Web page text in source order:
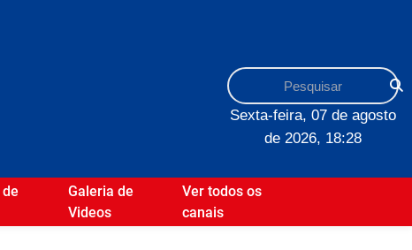
Sexta-feira, 07 de agosto
de 2026, 18:28
Galeria de
Videos
Ver todos os
canais